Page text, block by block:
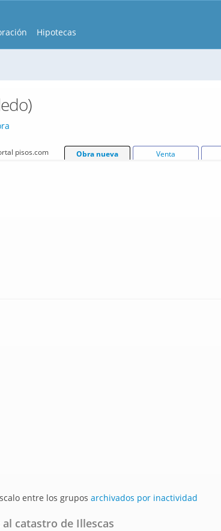
Hipotecas
pisos.com Obra nueva Venta
entre los grupos archivados por inactividad
al catastro de Illescas